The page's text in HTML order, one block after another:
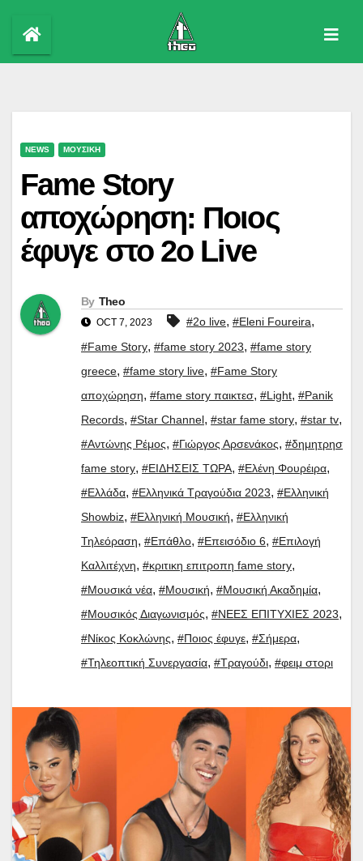
content
NEWS ΜΟΥΣΙΚΗ
Fame Story
αποχώρηση: Ποιος
έφυγε στο 2ο Live
By Theo
OCT 7, 2023 #2ο live, #Eleni Foureira,
#Fame Story, #fame story 2023, #fame story
greece, #fame story live, #Fame Story
αποχώρηση, #fame story παικτεσ, #Light, #Panik
Records, #Star Channel, #star fame story, #star tv,
#Αντώνης Ρέμος, #Γιώργος Αρσενάκος, #δημητρησ
fame story, #ΕΙΔΗΣΕΙΣ ΤΩΡΑ, #Ελένη Φουρέιρα,
#Ελλάδα, #Ελληνικά Τραγούδια 2023, #Ελληνική
Showbiz, #Ελληνική Μουσική, #Ελληνική
Τηλεόραση, #Επάθλο, #Επεισόδιο 6, #Επιλογή
Καλλιτέχνη, #κριτικη επιτροπη fame story,
#Μουσικά νέα, #Μουσική, #Μουσική Ακαδημία,
#Μουσικός Διαγωνισμός, #ΝΕΕΣ ΕΠΙΤΥΧΙΕΣ 2023,
#Νίκος Κοκλώνης, #Ποιος έφυγε, #Σήμερα,
#Τηλεοπτική Συνεργασία, #Τραγούδι, #φειμ στορι